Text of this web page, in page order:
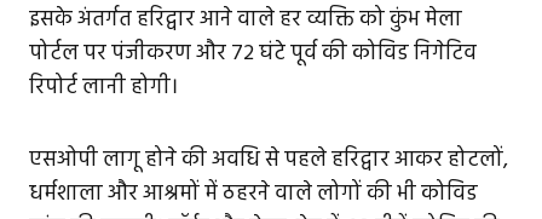
इसके अंतर्गत हरिद्वार आने वाले हर व्यक्ति को कुंभ मेला
पोर्टल पर पंजीकरण और 72 घंटे पूर्व की कोविड निगेटिव
रिपोर्ट लानी होगी।
एसओपी लागू होने की अवधि से पहले हरिद्वार आकर होटलों,
धर्मशाला और आश्रमों में ठहरने वाले लोगों की भी कोविड